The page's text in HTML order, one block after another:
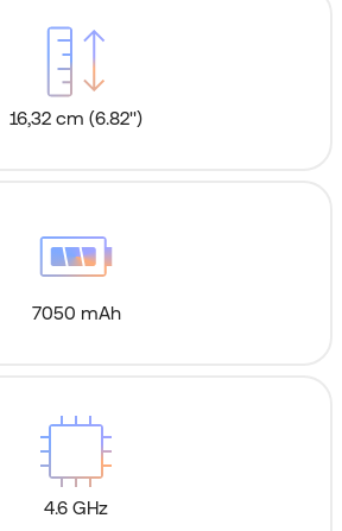
16,32 cm (6.82'')
7050 mAh
4.6 GHz